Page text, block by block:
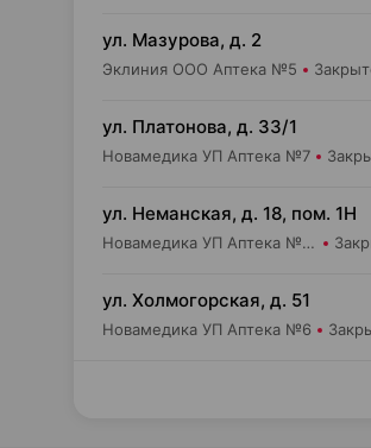
ул. Мазурова, д. 2
Эклиния ООО Аптека №5
ул. Платонова, д. 33/1
Новамедика УП Аптека №7
ул. Неманская, д. 18, пом. 1Н
Новамедика УП Аптека №10
ул. Холмогорская, д. 51
Новамедика УП Аптека №6